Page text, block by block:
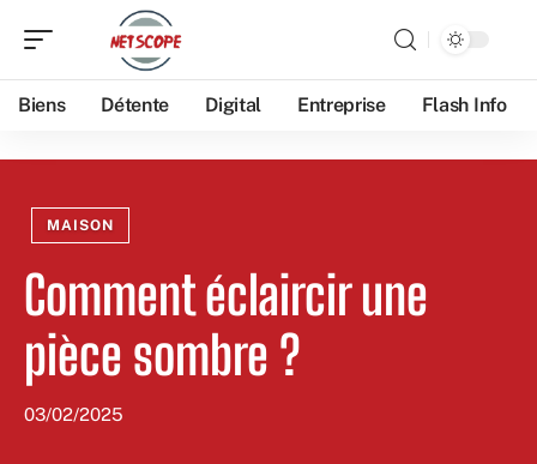
Biens Détente Digital Entreprise Flash Info
MAISON
Comment éclaircir une
pièce sombre ?
03/02/2025